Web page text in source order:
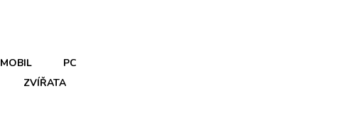
MOBIL
PC
ZVÍŘATA